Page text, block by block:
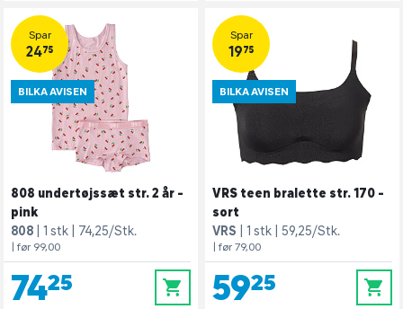
Spar
24,75
BILKA AVISEN
808 undertøjssæt str. 2 år -
pink
808
1 stk 74,25/Stk.
| før 99,00
74,25 0
Spar
19,75
BILKA AVISEN
VRS teen bralette str. 170 -
sort
VRS
1 stk 59,25/Stk.
| før 79,00
59,25 0